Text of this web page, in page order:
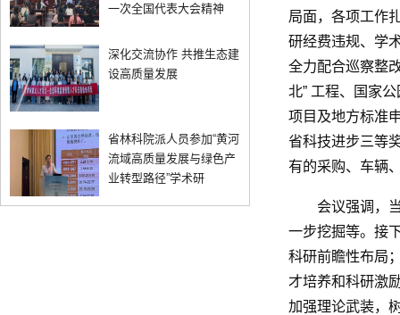
局面，各项工作
研经费违规、学
全力配合巡察整
北” 工程、国家
项目及地方标准
省科技进步三等
有的采购、车辆
会议强调，
一步挖掘等。接
科研前瞻性布局
才培养和科研激
加强理论武装，
一次全国代表大会精神
深化交流协作 共推生态建
设高质量发展
省林科院派人员参加“黄河
流域高质量发展与绿色产
业转型路径”学术研